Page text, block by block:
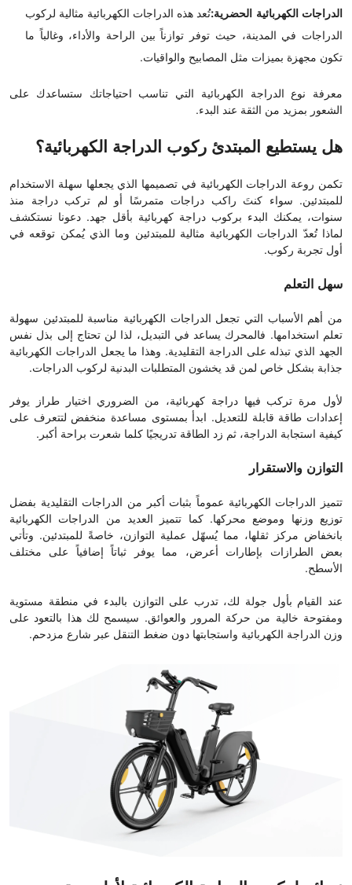
الدراجات الكهربائية الحضرية:تُعد هذه الدراجات الكهربائية مثالية لركوب
الدراجات في المدينة، حيث توفر توازناً بين الراحة والأداء، وغالباً ما
تكون مجهزة بميزات مثل المصابيح والواقيات.
معرفة نوع الدراجة الكهربائية التي تناسب احتياجاتك ستساعدك على
الشعور بمزيد من الثقة عند البدء.
هل يستطيع المبتدئ ركوب الدراجة الكهربائية؟
تكمن روعة الدراجات الكهربائية في تصميمها الذي يجعلها سهلة الاستخدام
للمبتدئين. سواء كنتَ راكب دراجات متمرسًا أو لم تركب دراجة منذ
سنوات، يمكنك البدء بركوب دراجة كهربائية بأقل جهد. دعونا نستكشف
لماذا تُعدّ الدراجات الكهربائية مثالية للمبتدئين وما الذي يُمكن توقعه في
أول تجربة ركوب.
سهل التعلم
من أهم الأسباب التي تجعل الدراجات الكهربائية مناسبة للمبتدئين سهولة
تعلم استخدامها. فالمحرك يساعد في التبديل، لذا لن تحتاج إلى بذل نفس
الجهد الذي تبذله على الدراجة التقليدية. وهذا ما يجعل الدراجات الكهربائية
جذابة بشكل خاص لمن قد يخشون المتطلبات البدنية لركوب الدراجات.
لأول مرة تركب فيها دراجة كهربائية، من الضروري اختيار طراز يوفر
إعدادات طاقة قابلة للتعديل. ابدأ بمستوى مساعدة منخفض لتتعرف على
كيفية استجابة الدراجة، ثم زد الطاقة تدريجيًا كلما شعرت براحة أكبر.
التوازن والاستقرار
تتميز الدراجات الكهربائية عموماً بثبات أكبر من الدراجات التقليدية بفضل
توزيع وزنها وموضع محركها. كما تتميز العديد من الدراجات الكهربائية
بانخفاض مركز ثقلها، مما يُسهّل عملية التوازن، خاصةً للمبتدئين. وتأتي
بعض الطرازات بإطارات أعرض، مما يوفر ثباتاً إضافياً على مختلف
الأسطح.
عند القيام بأول جولة لك، تدرب على التوازن بالبدء في منطقة مستوية
ومفتوحة خالية من حركة المرور والعوائق. سيسمح لك هذا بالتعود على
وزن الدراجة الكهربائية واستجابتها دون ضغط التنقل عبر شارع مزدحم.